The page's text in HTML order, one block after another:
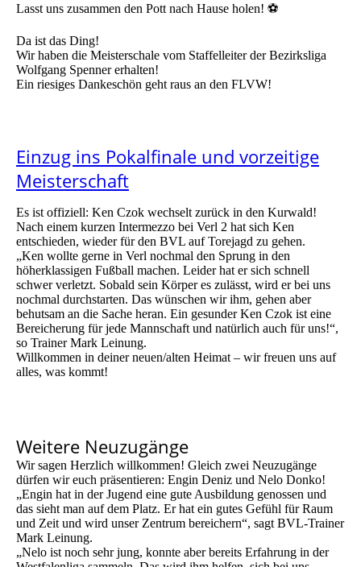
Lasst uns zusammen den Pott nach Hause holen! ⚽️
Da ist das Ding!
Wir haben die Meisterschale vom Staffelleiter der Bezirksliga
Wolfgang Spenner erhalten!
Ein riesiges Dankeschön geht raus an den FLVW!
Einzug ins Pokalfinale und vorzeitige
Meisterschaft
Es ist offiziell: Ken Czok wechselt zurück in den Kurwald!
Nach einem kurzen Intermezzo bei Verl 2 hat sich Ken
entschieden, wieder für den BVL auf Torejagd zu gehen.
„Ken wollte gerne in Verl nochmal den Sprung in den
höherklassigen Fußball machen. Leider hat er sich schnell
schwer verletzt. Sobald sein Körper es zulässt, wird er bei uns
nochmal durchstarten. Das wünschen wir ihm, gehen aber
behutsam an die Sache heran. Ein gesunder Ken Czok ist eine
Bereicherung für jede Mannschaft und natürlich auch für uns!“,
so Trainer Mark Leinung.
Willkommen in deiner neuen/alten Heimat – wir freuen uns auf
alles, was kommt!
Weitere Neuzugänge
Wir sagen Herzlich willkommen! Gleich zwei Neuzugänge
dürfen wir euch präsentieren: Engin Deniz und Nelo Donko!
„Engin hat in der Jugend eine gute Ausbildung genossen und
das sieht man auf dem Platz. Er hat ein gutes Gefühl für Raum
und Zeit und wird unser Zentrum bereichern“, sagt BVL-Trainer
Mark Leinung.
„Nelo ist noch sehr jung, konnte aber bereits Erfahrung in der